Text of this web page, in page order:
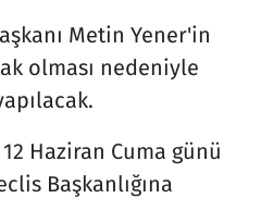
Metin Yener'in
olması nedeniyle
Haziran Cuma günü
Başkanlığına